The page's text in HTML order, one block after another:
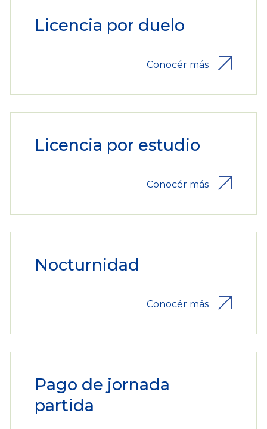
Licencia por duelo
Conocér más
Licencia por estudio
Conocér más
Nocturnidad
Conocér más
Pago de jornada
partida